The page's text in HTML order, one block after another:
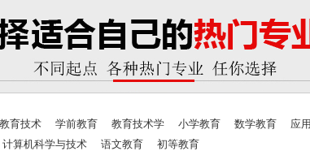
育技术 学前教育 教育技术学 小学教育 数学教育
算机科学与技术 语文教育 初等教育